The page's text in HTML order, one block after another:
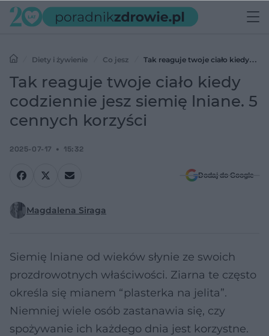
Diety i żywienie Co jesz
Tak reaguje twoje ciało kiedy
codziennie jesz siemię lniane. 5 cennych korzyści
Tak reaguje twoje ciało kiedy
codziennie jesz siemię lniane. 5
cennych korzyści
2025-07-17 15:32
Dodaj do Google
Magdalena Siraga
Siemię lniane od wieków słynie ze swoich
prozdrowotnych właściwości. Ziarna te często
określa się mianem “plasterka na jelita”.
Niemniej wiele osób zastanawia się, czy
spożywanie ich każdego dnia jest korzystne.